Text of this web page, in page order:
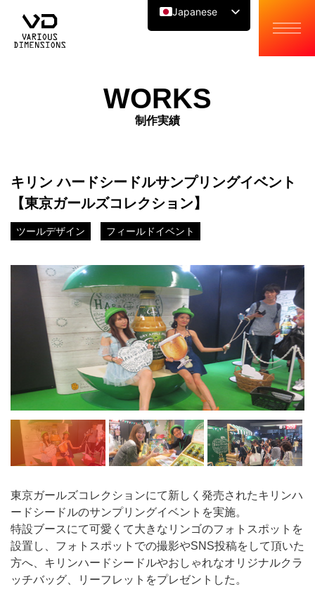
Japanese
English
WORKS
制作実績
キリン ハードシードルサンプリングイベント
【東京ガールズコレクション】
ツールデザイン フィールドイベント
東京ガールズコレクションにて新しく発売されたキリンハ
ードシードルのサンプリングイベントを実施。
特設ブースにて可愛くて大きなリンゴのフォトスポットを
設置し、フォトスポットでの撮影やSNS投稿をして頂いた
方へ、キリンハードシードルやおしゃれなオリジナルクラ
ッチバッグ、リーフレットをプレゼントした。